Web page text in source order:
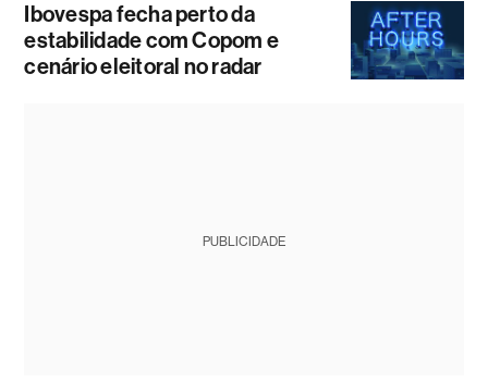
Ibovespa fecha perto da
estabilidade com Copom e
cenário eleitoral no radar
PUBLICIDADE